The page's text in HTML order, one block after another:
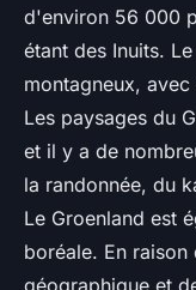
d'environ 56 000
étant des Inuits.
montagneux,
Les paysages du
et il y a de
la randonnée, du
Le Groenland est
boréale. En